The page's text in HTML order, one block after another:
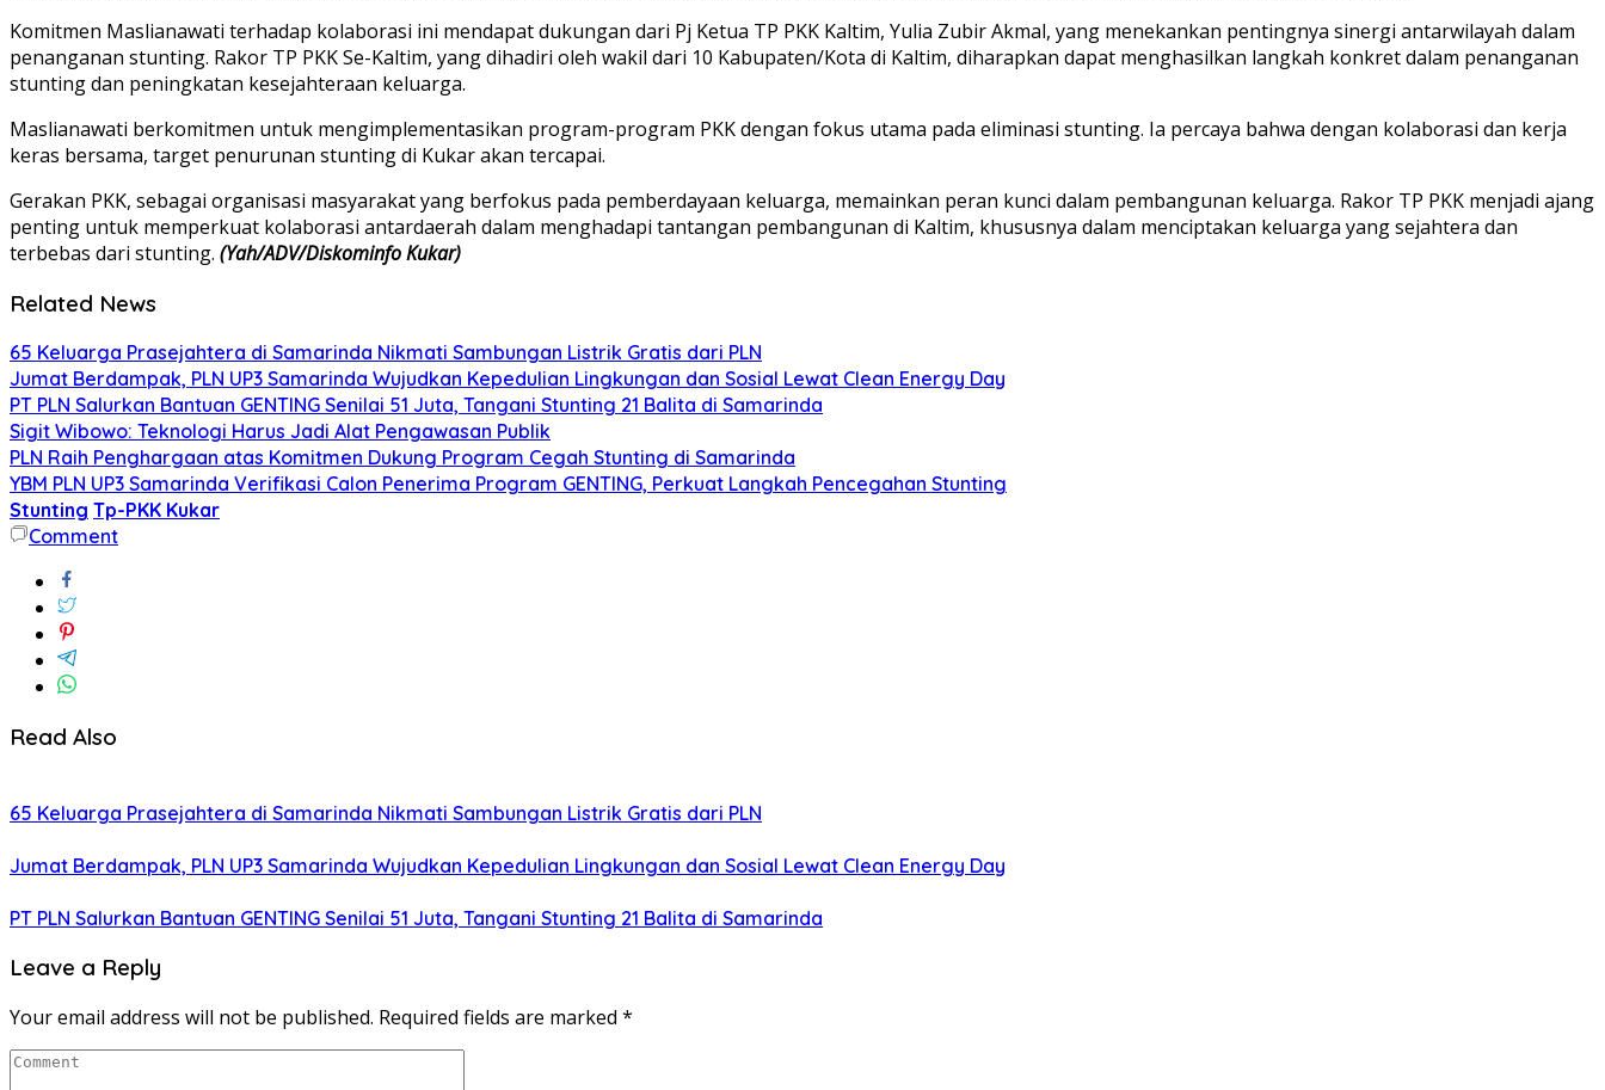
Komitmen Maslianawati terhadap kolaborasi ini mendapat dukungan dari Pj Ketua TP PKK Kaltim, Yulia Zubir Akmal, yang menekankan pentingnya sinergi antarwilayah dalam
penanganan stunting. Rakor TP PKK Se-Kaltim, yang dihadiri oleh wakil dari 10 Kabupaten/Kota di Kaltim, diharapkan dapat menghasilkan langkah konkret dalam penanganan
stunting dan peningkatan kesejahteraan keluarga.
Maslianawati berkomitmen untuk mengimplementasikan program-program PKK dengan fokus utama pada eliminasi stunting. Ia percaya bahwa dengan kolaborasi dan kerja
keras bersama, target penurunan stunting di Kukar akan tercapai.
Gerakan PKK, sebagai organisasi masyarakat yang berfokus pada pemberdayaan keluarga, memainkan peran kunci dalam pembangunan keluarga. Rakor TP PKK menjadi ajang
penting untuk memperkuat kolaborasi antardaerah dalam menghadapi tantangan pembangunan di Kaltim, khususnya dalam menciptakan keluarga yang sejahtera dan
terbebas dari stunting. (Yah/ADV/Diskominfo Kukar)
Related News
65 Keluarga Prasejahtera di Samarinda Nikmati Sambungan Listrik Gratis dari PLN
Jumat Berdampak, PLN UP3 Samarinda Wujudkan Kepedulian Lingkungan dan Sosial Lewat Clean Energy Day
PT PLN Salurkan Bantuan GENTING Senilai 51 Juta, Tangani Stunting 21 Balita di Samarinda
Sigit Wibowo: Teknologi Harus Jadi Alat Pengawasan Publik
PLN Raih Penghargaan atas Komitmen Dukung Program Cegah Stunting di Samarinda
YBM PLN UP3 Samarinda Verifikasi Calon Penerima Program GENTING, Perkuat Langkah Pencegahan Stunting
Stunting Tp-PKK Kukar
Comment
Read Also
65 Keluarga Prasejahtera di Samarinda Nikmati Sambungan Listrik Gratis dari PLN
Jumat Berdampak, PLN UP3 Samarinda Wujudkan Kepedulian Lingkungan dan Sosial Lewat Clean Energy Day
PT PLN Salurkan Bantuan GENTING Senilai 51 Juta, Tangani Stunting 21 Balita di Samarinda
Leave a Reply
Your email address will not be published. Required fields are marked *